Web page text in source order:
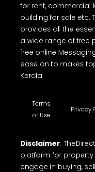
for rent, commercial
building for sale etc.
provides all the
a wide range of free
free online
ease on to makes
Kerala.
Terms
of Use
Privacy
Disclaimer:
platform for
engage in buying,